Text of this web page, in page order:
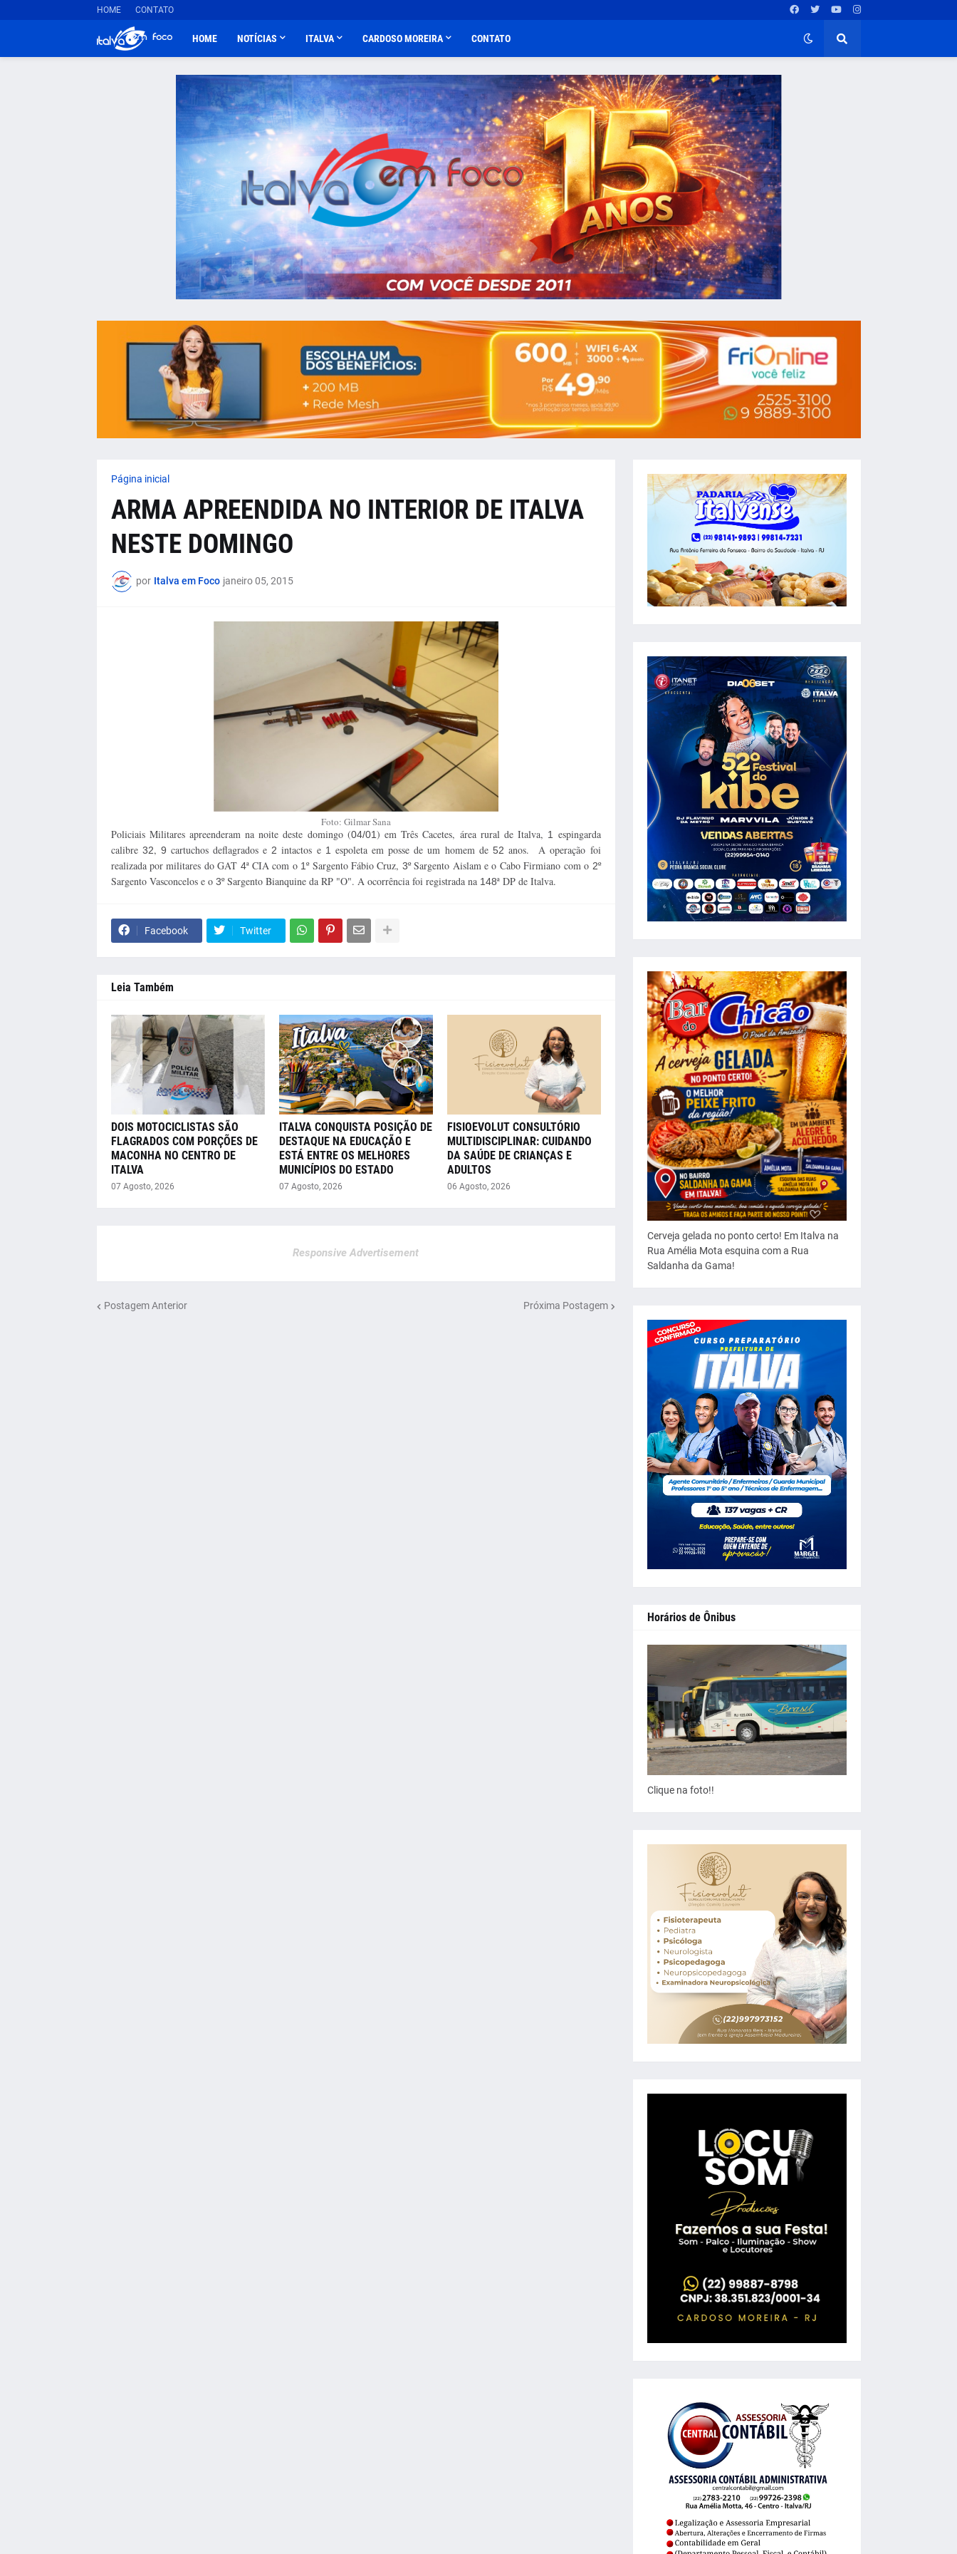
HOME CONTATO
HOME NOTÍCIAS ITALVA CARDOSO MOREIRA CONTATO
Página inicial
ARMA APREENDIDA NO INTERIOR DE ITALVA
NESTE DOMINGO
por Italva em Foco janeiro 05, 2015
Foto: Gilmar Sana
Policiais Militares apreenderam na noite deste domingo (04/01) em Três Cacetes, área rural de Italva, 1
espingarda
calibre 32, 9 cartuchos deflagrados e2 intactos e 1 espoleta em posse de um homem de 52 anos. A operação foi
realizada por militares do GAT 4ª CIA com o 1º Sargento Fábio Cruz, 3º Sargento Aislam e o Cabo Firmiano com o 2º
Sargento Vasconcelos e o 3º Sargento Bianquine da RP "O". A ocorrência foi registrada na 148ª DP de Italva.
Facebook Twitter
Leia Também
DOIS MOTOCICLISTAS SÃO
FLAGRADOS COM PORÇÕES DE
MACONHA NO CENTRO DE
ITALVA
07 Agosto, 2026
ITALVA CONQUISTA POSIÇÃO DE
DESTAQUE NA EDUCAÇÃO E
ESTÁ ENTRE OS MELHORES
MUNICÍPIOS DO ESTADO
07 Agosto, 2026
FISIOEVOLUT CONSULTÓRIO
MULTIDISCIPLINAR: CUIDANDO
DA SAÚDE DE CRIANÇAS E
ADULTOS
06 Agosto, 2026
Responsive Advertisement
Postagem Anterior Próxima Postagem
Cerveja gelada no ponto certo! Em Italva na
Rua Amélia Mota esquina com a Rua
Saldanha da Gama!
Horários de Ônibus
Clique na foto!!